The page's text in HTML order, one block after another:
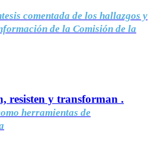
comentada de los hallazgos y
de la Comisión de la
resisten y transforman .
herramientas de